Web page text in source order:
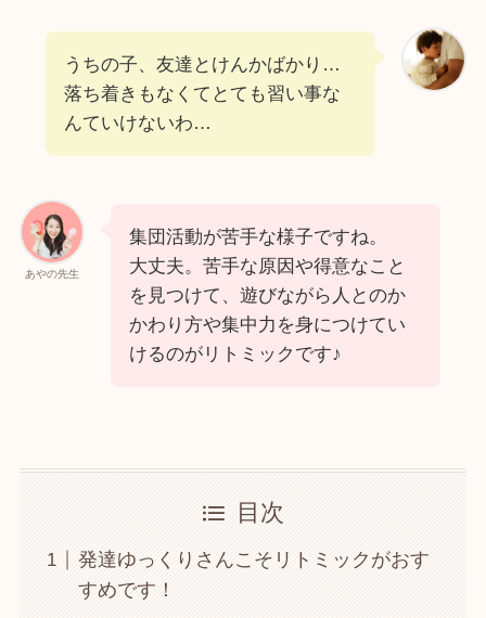
うちの子、友達とけんかばかり…
落ち着きもなくてとても習い事な
んていけないわ…
あやの先生
集団活動が苦手な様子ですね。
大丈夫。苦手な原因や得意なこと
を見つけて、遊びながら人とのか
かわり方や集中力を身につけてい
けるのがリトミックです♪
目次
発達ゆっくりさんこそリトミックがおす
すめです！